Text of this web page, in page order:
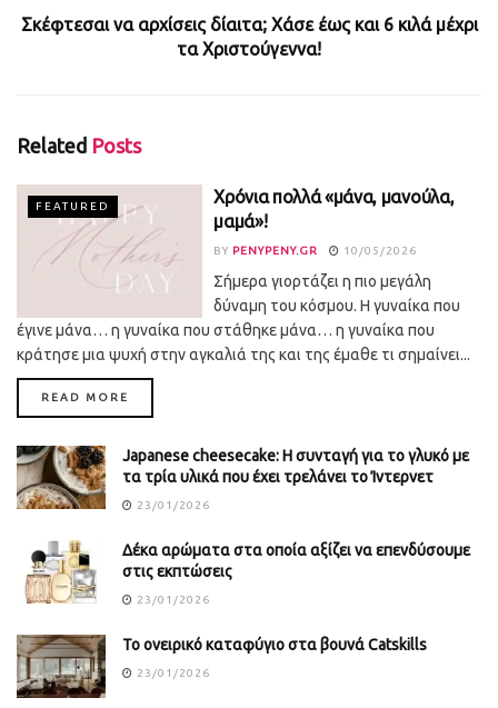
Σκέφτεσαι να αρχίσεις δίαιτα; Χάσε έως και 6 κιλά μέχρι
τα Χριστούγεννα!
Related Posts
FEATURED
Χρόνια πολλά «μάνα, μανούλα,
μαμά»!
BY PENYPENY.GR 10/05/2026
Σήμερα γιορτάζει η πιο μεγάλη
δύναμη του κόσμου. Η γυναίκα που
έγινε μάνα… η γυναίκα που στάθηκε μάνα… η γυναίκα που
κράτησε μια ψυχή στην αγκαλιά της και της έμαθε τι σημαίνει...
READ MORE
Japanese cheesecake: Η συνταγή για το γλυκό με
τα τρία υλικά που έχει τρελάνει το Ίντερνετ
23/01/2026
Δέκα αρώματα στα οποία αξίζει να επενδύσουμε
στις εκπτώσεις
23/01/2026
Το ονειρικό καταφύγιο στα βουνά Catskills
23/01/2026